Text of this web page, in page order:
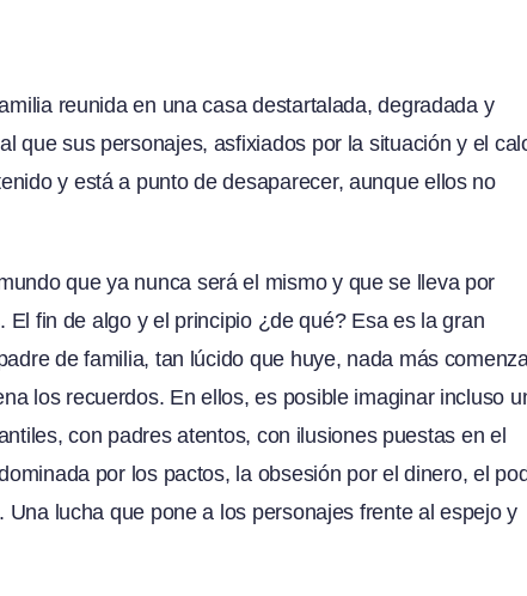
reunida en una casa destartalada, degradada y
que sus personajes, asfixiados por la situación y el
y está a punto de desaparecer, aunque ellos no
que ya nunca será el mismo y que se lleva por
fin de algo y el principio ¿de qué? Esa es la gran
de familia, tan lúcido que huye, nada más
los recuerdos. En ellos, es posible imaginar incluso
con padres atentos, con ilusiones puestas en el
por los pactos, la obsesión por el dinero, el
lucha que pone a los personajes frente al espejo y